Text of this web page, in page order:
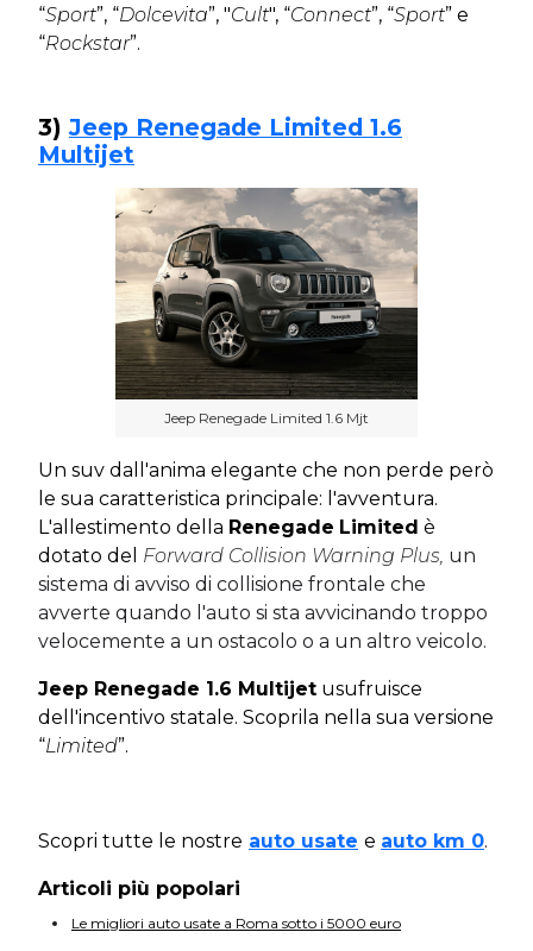
“Sport”, “Dolcevita”, "Cult", “Connect”, “Sport” e
“Rockstar”.
3)Jeep Renegade Limited 1.6
Multijet
Jeep Renegade Limited 1.6 Mjt
Un suv dall'anima elegante che non perde però
le sua caratteristica principale: l'avventura.
L'allestimento della Renegade Limited è
dotato del Forward Collision Warning Plus, un
sistema di avviso di collisione frontale che
avverte quando l'auto si sta avvicinando troppo
velocemente a un ostacolo o a un altro veicolo.
Jeep Renegade 1.6 Multijet usufruisce
dell'incentivo statale. Scoprila nella sua versione
“Limited”.
Scopri tutte le nostre auto usate e auto km 0.
Articoli più popolari
Le migliori auto usate a Roma sotto i 5000 euro